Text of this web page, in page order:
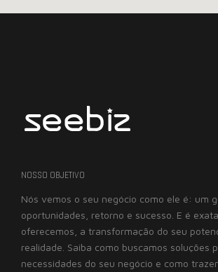
NOSSO OBJETIVO
Nós vemos o seu negócio como ele é: um
oportunidades, retorno e sucesso. E é
oferecemos, a transformação do seu
realidade. Saiba como buscamos soluções
necessidades do seu negócio e como